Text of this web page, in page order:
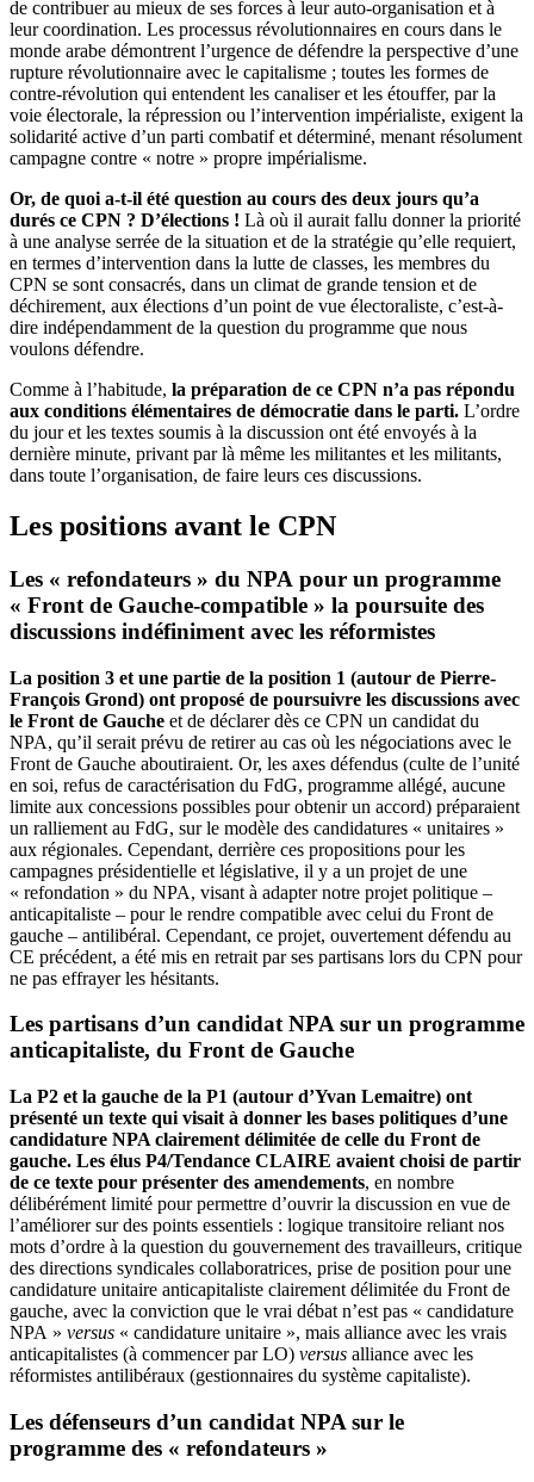
de contribuer au mieux de ses forces à leur auto-organisation et à
leur coordination. Les processus révolutionnaires en cours dans le
monde arabe démontrent l’urgence de défendre la perspective d’une
rupture révolutionnaire avec le capitalisme ; toutes les formes de
contre-révolution qui entendent les canaliser et les étouffer, par la
voie électorale, la répression ou l’intervention impérialiste, exigent la
solidarité active d’un parti combatif et déterminé, menant résolument
campagne contre « notre » propre impérialisme.
Or, de quoi a-t-il été question au cours des deux jours qu’a
durés ce CPN ? D’élections ! Là où il aurait fallu donner la priorité
à une analyse serrée de la situation et de la stratégie qu’elle requiert,
en termes d’intervention dans la lutte de classes, les membres du
CPN se sont consacrés, dans un climat de grande tension et de
déchirement, aux élections d’un point de vue électoraliste, c’est-à-
dire indépendamment de la question du programme que nous
voulons défendre.
Comme à l’habitude, la préparation de ce CPN n’a pas répondu
aux conditions élémentaires de démocratie dans le parti. L’ordre
du jour et les textes soumis à la discussion ont été envoyés à la
dernière minute, privant par là même les militantes et les militants,
dans toute l’organisation, de faire leurs ces discussions.
Les positions avant le CPN
Les « refondateurs » du NPA pour un programme
« Front de Gauche-compatible » la poursuite des
discussions indéfiniment avec les réformistes
La position 3 et une partie de la position 1 (autour de Pierre-
François Grond) ont proposé de poursuivre les discussions avec
le Front de Gauche et de déclarer dès ce CPN un candidat du
NPA, qu’il serait prévu de retirer au cas où les négociations avec le
Front de Gauche aboutiraient. Or, les axes défendus (culte de l’unité
en soi, refus de caractérisation du FdG, programme allégé, aucune
limite aux concessions possibles pour obtenir un accord) préparaient
un ralliement au FdG, sur le modèle des candidatures « unitaires »
aux régionales. Cependant, derrière ces propositions pour les
campagnes présidentielle et législative, il y a un projet de une
« refondation » du NPA, visant à adapter notre projet politique –
anticapitaliste – pour le rendre compatible avec celui du Front de
gauche – antilibéral. Cependant, ce projet, ouvertement défendu au
CE précédent, a été mis en retrait par ses partisans lors du CPN pour
ne pas effrayer les hésitants.
Les partisans d’un candidat NPA sur un programme
anticapitaliste, du Front de Gauche
La P2 et la gauche de la P1 (autour d’Yvan Lemaitre) ont
présenté un texte qui visait à donner les bases politiques d’une
candidature NPA clairement délimitée de celle du Front de
gauche. Les élus P4/Tendance CLAIRE avaient choisi de partir
de ce texte pour présenter des amendements, en nombre
délibérément limité pour permettre d’ouvrir la discussion en vue de
l’améliorer sur des points essentiels : logique transitoire reliant nos
mots d’ordre à la question du gouvernement des travailleurs, critique
des directions syndicales collaboratrices, prise de position pour une
candidature unitaire anticapitaliste clairement délimitée du Front de
gauche, avec la conviction que le vrai débat n’est pas « candidature
NPA » versus « candidature unitaire », mais alliance avec les vrais
anticapitalistes (à commencer par LO) versus alliance avec les
réformistes antilibéraux (gestionnaires du système capitaliste).
Les défenseurs d’un candidat NPA sur le
programme des « refondateurs »